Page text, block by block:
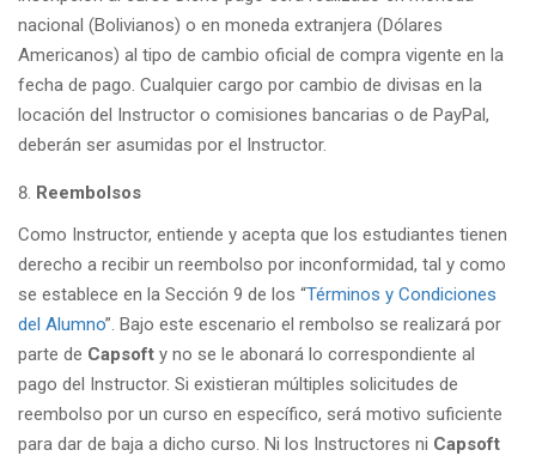
nacional (Bolivianos) o en moneda extranjera (Dólares
Americanos) al tipo de cambio oficial de compra vigente en la
fecha de pago. Cualquier cargo por cambio de divisas en la
locación del Instructor o comisiones bancarias o de PayPal,
deberán ser asumidas por el Instructor.
Reembolsos
Como Instructor, entiende y acepta que los estudiantes tienen
derecho a recibir un reembolso por inconformidad, tal y como
se establece en la Sección 9 de los “Términos y Condiciones
del Alumno”. Bajo este escenario el rembolso se realizará por
parte de Capsoft y no se le abonará lo correspondiente al
pago del Instructor. Si existieran múltiples solicitudes de
reembolso por un curso en específico, será motivo suficiente
para dar de baja a dicho curso. Ni los Instructores ni Capsoft